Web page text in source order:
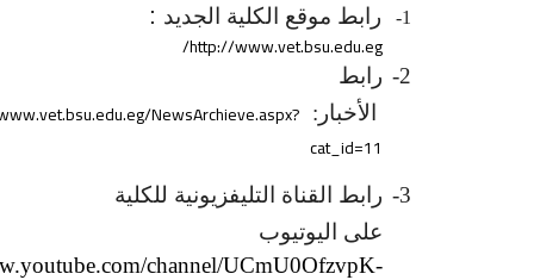
1- رابط موقع الكلية الجديد :
http://www.vet.bsu.edu.eg/
2-
رابط
الأخبار: NewsArchieve.aspx?
cat_id=11
3-
رابط القناة التليفزيونية للكلية
على اليوتيوب
channel/UCmU0OfzvpK-